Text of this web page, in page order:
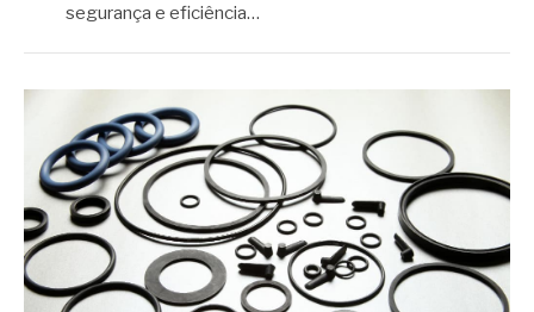
segurança e eficiência…